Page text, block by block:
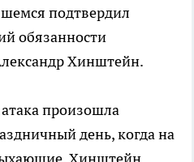
подтвердил
обязанности
Хинштейн.
произошла
день, когда на
Хинштейн